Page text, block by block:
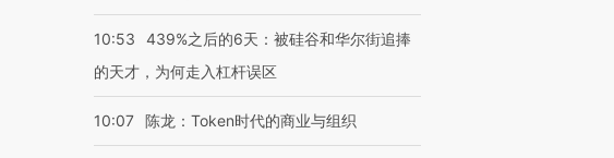
10:53
439%之后的6天：被硅谷和华尔街追捧
的天才，为何走入杠杆误区
10:07 陈龙：Token时代的商业与组织